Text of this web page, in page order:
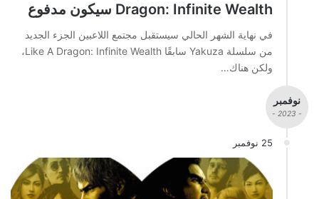
Dragon: Infinite Wealth سيكون مدفوع
في نهاية الشهر الحالي سيستقبل مجتمع اللاعبين الجزء الجديد
من سلسلة Yakuza سابقًا Like A Dragon: Infinite Wealth،
ولكن هناك…
نوفمبر
- 2023 -
25 نوفمبر